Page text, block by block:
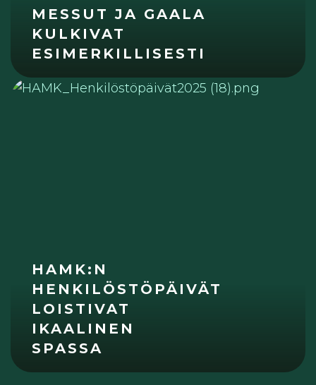
MESSUT JA GAALA
KULKIVAT
ESIMERKILLISESTI
HAMK:N
HENKILÖSTÖPÄIVÄT
LOISTIVAT
IKAALINEN
SPASSA